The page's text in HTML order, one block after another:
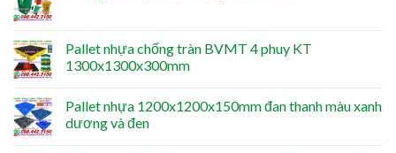
Pallet nhựa chống tràn BVMT 4 phuy KT
1300x1300x300mm
Pallet nhựa 1200x1200x150mm đan thanh màu xanh
dương và đen